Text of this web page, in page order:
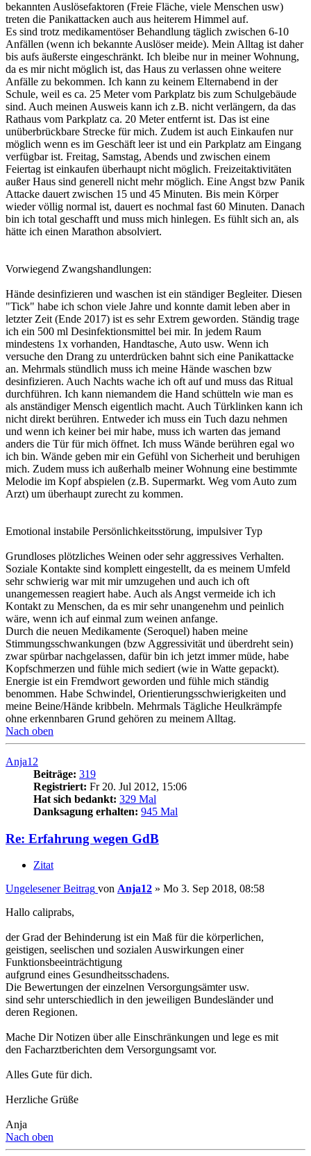
bekannten Auslösefaktoren (Freie Fläche, viele Menschen usw)
treten die Panikattacken auch aus heiterem Himmel auf.
Es sind trotz medikamentöser Behandlung täglich zwischen 6-10
Anfällen (wenn ich bekannte Auslöser meide). Mein Alltag ist daher
bis aufs äußerste eingeschränkt. Ich bleibe nur in meiner Wohnung,
da es mir nicht möglich ist, das Haus zu verlassen ohne weitere
Anfälle zu bekommen. Ich kann zu keinem Elternabend in der
Schule, weil es ca. 25 Meter vom Parkplatz bis zum Schulgebäude
sind. Auch meinen Ausweis kann ich z.B. nicht verlängern, da das
Rathaus vom Parkplatz ca. 20 Meter entfernt ist. Das ist eine
unüberbrückbare Strecke für mich. Zudem ist auch Einkaufen nur
möglich wenn es im Geschäft leer ist und ein Parkplatz am Eingang
verfügbar ist. Freitag, Samstag, Abends und zwischen einem
Feiertag ist einkaufen überhaupt nicht möglich. Freizeitaktivitäten
außer Haus sind generell nicht mehr möglich. Eine Angst bzw Panik
Attacke dauert zwischen 15 und 45 Minuten. Bis mein Körper
wieder völlig normal ist, dauert es nochmal fast 60 Minuten. Danach
bin ich total geschafft und muss mich hinlegen. Es fühlt sich an, als
hätte ich einen Marathon absolviert.
Vorwiegend Zwangshandlungen:
Hände desinfizieren und waschen ist ein ständiger Begleiter. Diesen
"Tick" habe ich schon viele Jahre und konnte damit leben aber in
letzter Zeit (Ende 2017) ist es sehr Extrem geworden. Ständig trage
ich ein 500 ml Desinfektionsmittel bei mir. In jedem Raum
mindestens 1x vorhanden, Handtasche, Auto usw. Wenn ich
versuche den Drang zu unterdrücken bahnt sich eine Panikattacke
an. Mehrmals stündlich muss ich meine Hände waschen bzw
desinfizieren. Auch Nachts wache ich oft auf und muss das Ritual
durchführen. Ich kann niemandem die Hand schütteln wie man es
als anständiger Mensch eigentlich macht. Auch Türklinken kann ich
nicht direkt berühren. Entweder ich muss ein Tuch dazu nehmen
und wenn ich keiner bei mir habe, muss ich warten das jemand
anders die Tür für mich öffnet. Ich muss Wände berühren egal wo
ich bin. Wände geben mir ein Gefühl von Sicherheit und beruhigen
mich. Zudem muss ich außerhalb meiner Wohnung eine bestimmte
Melodie im Kopf abspielen (z.B. Supermarkt. Weg vom Auto zum
Arzt) um überhaupt zurecht zu kommen.
Emotional instabile Persönlichkeitsstörung, impulsiver Typ
Grundloses plötzliches Weinen oder sehr aggressives Verhalten.
Soziale Kontakte sind komplett eingestellt, da es meinem Umfeld
sehr schwierig war mit mir umzugehen und auch ich oft
unangemessen reagiert habe. Auch als Angst vermeide ich ich
Kontakt zu Menschen, da es mir sehr unangenehm und peinlich
wäre, wenn ich auf einmal zum weinen anfange.
Durch die neuen Medikamente (Seroquel) haben meine
Stimmungsschwankungen (bzw Aggressivität und überdreht sein)
zwar spürbar nachgelassen, dafür bin ich jetzt immer müde, habe
Kopfschmerzen und fühle mich sediert (wie in Watte gepackt).
Energie ist ein Fremdwort geworden und fühle mich ständig
benommen. Habe Schwindel, Orientierungsschwierigkeiten und
meine Beine/Hände kribbeln. Mehrmals Tägliche Heulkrämpfe
ohne erkennbaren Grund gehören zu meinem Alltag.
Nach oben
Anja12
Beiträge: 319
Registriert: Fr 20. Jul 2012, 15:06
Hat sich bedankt: 329 Mal
Danksagung erhalten: 945 Mal
Re: Erfahrung wegen GdB
Zitat
Ungelesener Beitrag von Anja12 » Mo 3. Sep 2018, 08:58
Hallo caliprabs,
der Grad der Behinderung ist ein Maß für die körperlichen,
geistigen, seelischen und sozialen Auswirkungen einer
Funktionsbeeinträchtigung
aufgrund eines Gesundheitsschadens.
Die Bewertungen der einzelnen Versorgungsämter usw.
sind sehr unterschiedlich in den jeweiligen Bundesländer und
deren Regionen.
Mache Dir Notizen über alle Einschränkungen und lege es mit
den Facharztberichten dem Versorgungsamt vor.
Alles Gute für dich.
Herzliche Grüße
Anja
Nach oben